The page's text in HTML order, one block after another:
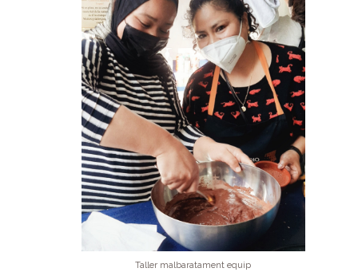
Taller malbaratament equip